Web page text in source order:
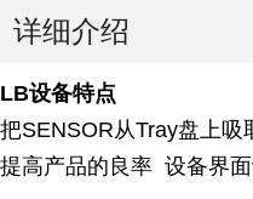
详细介绍
LB设备特点
把SENSOR从Tray盘上
提高产品的良率 设备界